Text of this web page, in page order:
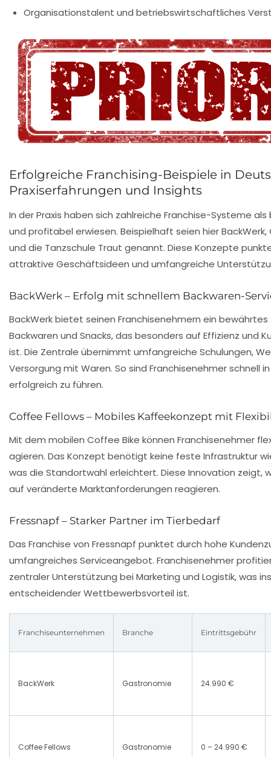
Organisationstalent und betriebswirtschaftliches
Erfolgreiche Franchising-Beispiele in
Praxiserfahrungen und Insights
In der Praxis haben sich zahlreiche Franchise-Systeme
und profitabel erwiesen. Beispielhaft seien hierBackWerk,
und die Tanzschule Traut genannt. Diese Konzepte
attraktive Geschäftsideen und umfangreiche
BackWerk – Erfolg mit schnellem Backwaren-
BackWerk bietet seinen Franchisenehmern ein
Backwaren und Snacks, das besonders auf Effizienz und
ist. Die Zentrale übernimmt umfangreiche Schulungen,
Versorgung mit Waren. So sind Franchisenehmer schnell
erfolgreich zu führen.
Coffee Fellows – Mobiles Kaffeekonzept mit
Mit dem mobilen Coffee Bike können Franchisenehmer
agieren. Das Konzept benötigt keine feste Infrastruktur
was die Standortwahl erleichtert. Diese Innovation zeigt,
auf veränderte Marktanforderungen reagieren.
Fressnapf – Starker Partner im Tierbedarf
Das Franchise von Fressnapf punktet durch hohe
umfangreiches Serviceangebot. Franchisenehmer
zentraler Unterstützung bei Marketing und Logistik, was
entscheidender Wettbewerbsvorteil ist.
Franchiseunternehmen Branche Eintrittsgebühr
BackWerk Gastronomie 24.990 €
Coffee Fellows Gastronomie 0 – 24.990 €